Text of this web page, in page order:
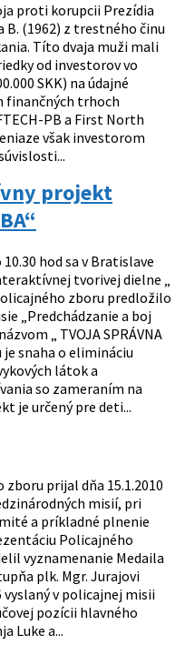
proti korupcii Prezídia
B. (1962) z trestného činu
Títo dvaja muži mali
od investorov vo
SKK) na údajné
finančných trhoch
PB a First North
však investorom
projekt
hod sa v Bratislave
tvorivej dielne „
zboru predložilo
„Predchádzanie a boj
„ TVOJA SPRÁVNA
snaha o elimináciu
látok a
so zameraním na
je určený pre deti...
prijal dňa 15.1.2010
misií, pri
a príkladné plnenie
Policajného
vyznamenanie Medaila
plk. Mgr. Jurajovi
v policajnej misii
pozícii hlavného
Luke a...